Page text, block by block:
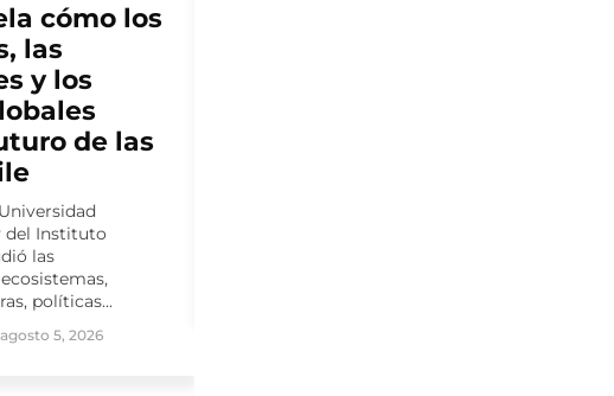
Nacional
destacados
e internacionales
pública e
el evento continúa
agosto 4, 2026